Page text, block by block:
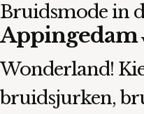
Bruidsmode in
Appingedam
Wonderland!
bruidsjurken,